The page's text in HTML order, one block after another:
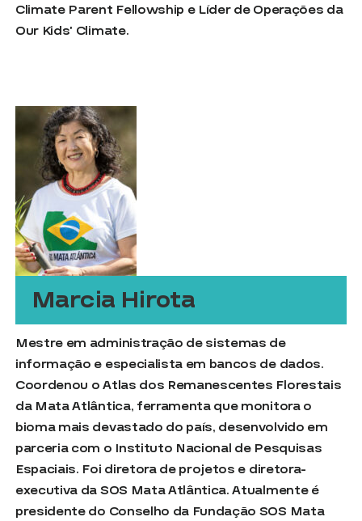
Climate Parent Fellowship e Líder de Operações da
Our Kids’ Climate.
Marcia Hirota
Mestre em administração de sistemas de
informação e especialista em bancos de dados.
Coordenou o Atlas dos Remanescentes Florestais
da Mata Atlântica, ferramenta que monitora o
bioma mais devastado do país, desenvolvido em
parceria com o Instituto Nacional de Pesquisas
Espaciais. Foi diretora de projetos e diretora-
executiva da SOS Mata Atlântica. Atualmente é
presidente do Conselho da Fundação SOS Mata